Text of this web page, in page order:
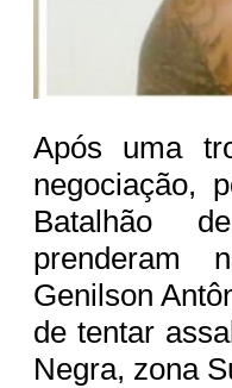
Após uma
negociação,
Batalhão
prenderam
Genilson
de tentar
Negra, zona